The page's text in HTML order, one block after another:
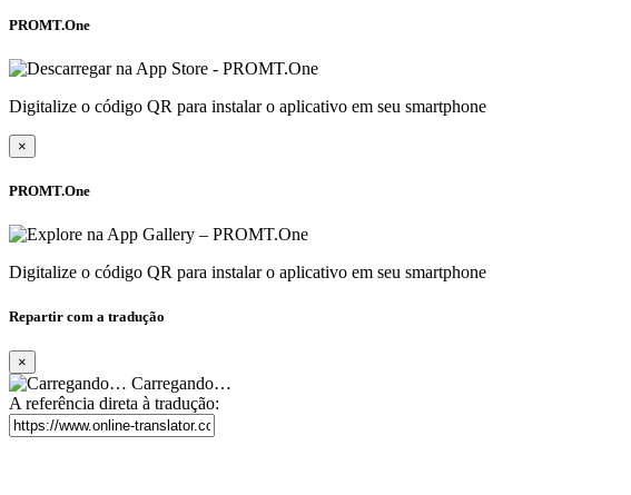
PROMT.One
Digitalize o código QR para instalar o aplicativo em seu smartphone
×
PROMT.One
Digitalize o código QR para instalar o aplicativo em seu smartphone
Repartir com a tradução
×
Carregando…
A referência direta à tradução: